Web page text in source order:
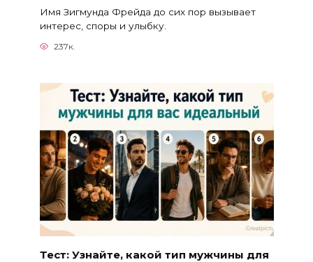
Имя Зигмунда Фрейда до сих пор вызывает
интерес, споры и улыбку.
237к.
Тест: Узнайте, какой тип мужчины для